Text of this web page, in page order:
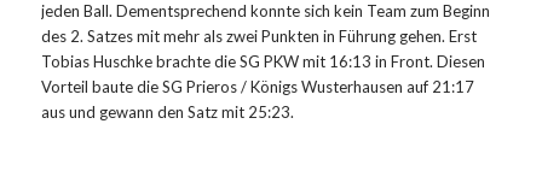
jeden Ball. Dementsprechend konnte sich kein Team zum Beginn
des 2. Satzes mit mehr als zwei Punkten in Führung gehen. Erst
Tobias Huschke brachte die SG PKW mit 16:13 in Front. Diesen
Vorteil baute die SG Prieros / Königs Wusterhausen auf 21:17
aus und gewann den Satz mit 25:23.